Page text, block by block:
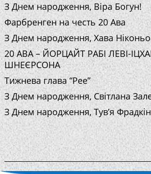
З Днем народження, Віра Богун!
Фарбренген на честь 20 Ава
З Днем народження, Хава
20 АВА – ЙОРЦАЙТ РАБІ ЛЕВІ-
ШНЕЄРСОНА
Тижнева глава “Рее”
З Днем народження, Світлана
З Днем народження, Тув’я